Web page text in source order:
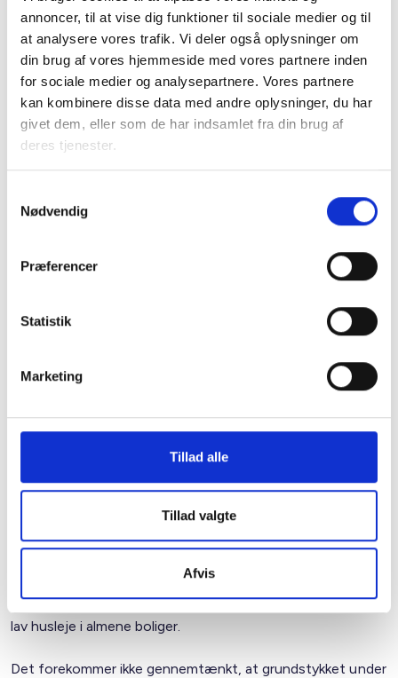
annoncer, til at vise dig funktioner til sociale medier og til
at analysere vores trafik. Vi deler også oplysninger om
din brug af vores hjemmeside med vores partnere inden
for sociale medier og analysepartnere. Vores partnere
kan kombinere disse data med andre oplysninger, du har
givet dem, eller som de har indsamlet fra din brug af
deres tjenester.
Nødvendig
Præferencer
Statistik
Marketing
Tillad alle
Tillad valgte
Afvis
BL henviser i øvrigt til forligsaftalen af den 2. maj 2017,
hvor forligspartierne blev enige om at drøfte
konsekvenserne af de nye ejendomsvurderinger for de
almene boliger primo 2020, når konsekvenserne kan
fastlægges med større sikkerhed med det formål at sikre
en rimelig huslejeudvikling i den almene boligsektor,
herunder med særlig fokus på almene boligafdelinger med
grundskyldsprovenuet fra almene boliger udgør ca. 2,5 mia.
kr. i 2021 (2017-niveau), og at opkrævningen af grundskyld
mia. kr. (2017-niveau). Grundskylden for de almene
niveau) frem til 2040 som direkte konsekvens af de nye
stigning i grundskylden for alle almene boliger, der svarer til
Samlet set er BL ganske bekymret i forhold til forslagets
huslejestigninger og fordyrelse af nybyggeriet. Det ses
også at modvirke regeringens egne ambitioner om at sikre
lav husleje i almene boliger.
Det forekommer ikke gennemtænkt, at grundstykket under